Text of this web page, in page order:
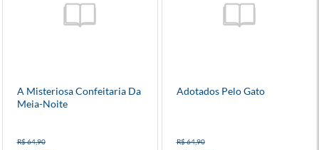
A Misteriosa Confeitaria Da
Meia-Noite
R$ 64,90
Adotados Pelo Gato
R$ 64,90